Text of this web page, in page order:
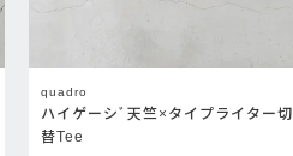
quadro
ハイゲーシﾞ天竺×タイプライター切
替Tee